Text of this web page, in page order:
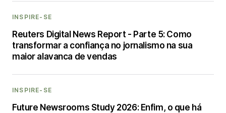
INSPIRE-SE
Reuters Digital News Report - Parte 5: Como
transformar a confiança no jornalismo na sua
maior alavanca de vendas
INSPIRE-SE
Future Newsrooms Study 2026: Enfim, o que há